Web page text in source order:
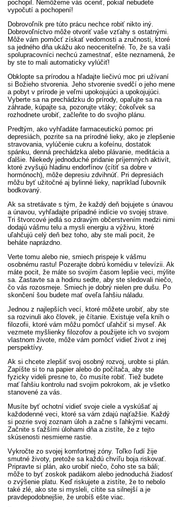
pochopil. Nemôžeme vás oceniť, pokiaľ nebudete
vypočutí a pochopení!
Dobrovoľník pre túto prácu nechce robiť nikto iný.
Dobrovoľníctvo môže otvoriť vaše vzťahy s ostatnými.
Môže vám pomôcť získať vedomosti a zručnosti, ktoré
sa jedného dňa ukážu ako neoceniteľné. To, že sa vaši
spolupracovníci nechcú zamestnať, ešte neznamená, že
by ste to mali automaticky vylúčiť!
Obklopte sa prírodou a hľadajte liečivú moc pri užívaní
si Božieho stvorenia. Jeho stvorenie svedčí o jeho mene
a pobyt v prírode je veľmi upokojujúci a upokojujúci.
Vyberte sa na prechádzku do prírody, opaľujte sa na
záhrade, kúpajte sa, pozorujte vtáky; čokoľvek sa
rozhodnete urobiť, začleňte to do svojho plánu.
Predtým, ako vyhľadáte farmaceutickú pomoc pri
depresiách, pozrite sa na prírodné lieky, ako je zlepšenie
stravovania, vylúčenie cukru a kofeínu, dostatok
spánku, denná prechádzka alebo plávanie, meditácia a
ďalšie. Niekedy jednoduché pridanie príjemných aktivít,
ktoré zvyšujú hladinu endorfínov (cítiť sa dobre v
hormónoch), môže depresiu zdvihnúť. Pri depresiách
môžu byť užitočné aj bylinné lieky, napríklad ľubovník
bodkovaný.
Ak sa stretávate s tým, že každý deň bojujete s únavou
a únavou, vyhľadajte prípadné indície vo svojej strave.
Tri štvorcové jedlá so zdravým občerstvením medzi nimi
dodajú vášmu telu a mysli energiu a výživu, ktoré
uľahčujú celý deň bez toho, aby ste mali pocit, že
beháte naprázdno.
Verte tomu alebo nie, smiech prispeje k vášmu
osobnému rastu! Pozerajte dobrú komédiu v televízii. Ak
máte pocit, že máte so svojím časom lepšie veci, mýlite
sa. Zastavte sa a hodinu sedte, aby ste sledovali niečo,
čo vás rozosmeje. Smiech je dobrý nielen pre dušu. Po
skončení šou budete mať oveľa ľahšiu náladu.
Jednou z najlepších vecí, ktoré môžete urobiť, aby ste
sa rozvinuli ako človek, je čítanie. Existuje veľa kníh o
filozofii, ktoré vám môžu pomôcť uľahčiť si myseľ. Ak
vezmete myšlienky filozofov a použijete ich vo svojom
vlastnom živote, môže vám pomôcť vidieť život z inej
perspektívy.
Ak si chcete zlepšiť svoj osobný rozvoj, urobte si plán.
Zapíšte si to na papier alebo do počítača, aby ste
fyzicky videli presne to, čo musíte robiť. Tiež budete
mať ľahšiu kontrolu nad svojim pokrokom, ak je všetko
stanovené za vás.
Musíte byť ochotní vidieť svoje ciele a vyskúšať aj
každodenné veci, ktoré sa vám zdajú najťažšie. Každý
si pozrie svoj zoznam úloh a začne s ľahkými vecami.
Začnite s ťažšími úlohami dňa a zistíte, že z tejto
skúsenosti nesmierne rastie.
Vykročte zo svojej komfortnej zóny. Toľko ľudí žije
smutné životy, pretože sa každú chvíľu boja riskovať.
Pripravte si plán, ako urobiť niečo, čoho ste sa báli;
môže to byť zoskok padákom alebo jednoduchá žiadosť
o zvýšenie platu. Keď riskujete a zistíte, že to nebolo
také zlé, ako ste si mysleli, cítite sa silnejší a je
pravdepodobnejšie, že urobíš ešte viac.